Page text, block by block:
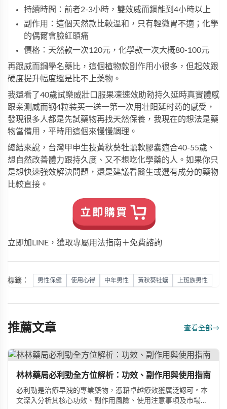
持續時間：前者2-3小時， 雙效威而鋼能到4小時以上
副作用：這個天然款比較溫和，只有輕微胃不適；化學
的偶爾會臉紅頭痛
價格：天然款一次120元，化學款一次大概80-100元
再跟威而鋼學名藥 比，這個植物款副作用小很多，但起效跟
硬度提升幅度還是比不上藥物。
我還看了40歲試樂威壯口服果凍速效助勃持久延時真實體感
跟亲测威而钢4粒装买一送一第一次用壮阳延时药的感受，
發現很多人都是先試藥物再找天然保養，我現在的想法是藥
物當備用，平時用這個來慢慢調理。
總結來說，台灣甲申生技黃秋葵牡蠣軟膠囊適合40-55歲、
想自然改善體力跟持久度、又不想吃化學藥的人。如果你只
是想快速強效解決問題，還是建議看醫生或選有成分的藥物
比較直接。
立即加LINE，獲取專屬用法指南＋免費諮詢
標籤： 男性保健 使用心得 中年男性 黃秋葵牡蠣 上班族男性
推薦文章 查看全部→
林林藥局必利勁全方位解析：功效、副作用與使用指南
必利勁是治療早洩的專業藥物，憑藉卓越療效獲廣泛認可。本
文深入分析其核心功效、副作用風險、使用注意事項及市場發